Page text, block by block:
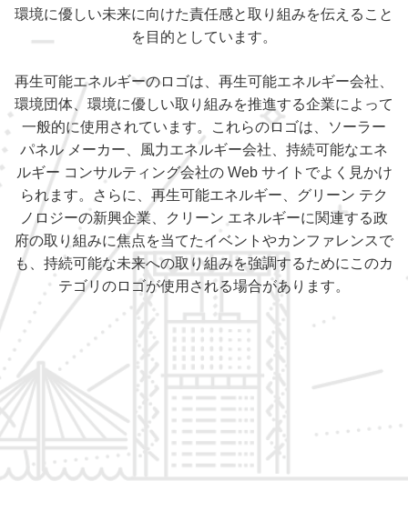
環境に優しい未来に向けた責任感と取り組みを伝えること
を目的としています。
再生可能エネルギーのロゴは、再生可能エネルギー会社、
環境団体、環境に優しい取り組みを推進する企業によって
一般的に使用されています。これらのロゴは、ソーラー
パネル メーカー、風力エネルギー会社、持続可能なエネ
ルギー コンサルティング会社の Web サイトでよく見かけ
られます。さらに、再生可能エネルギー、グリーン テク
ノロジーの新興企業、クリーン エネルギーに関連する政
府の取り組みに焦点を当てたイベントやカンファレンスで
も、持続可能な未来への取り組みを強調するためにこのカ
テゴリのロゴが使用される場合があります。